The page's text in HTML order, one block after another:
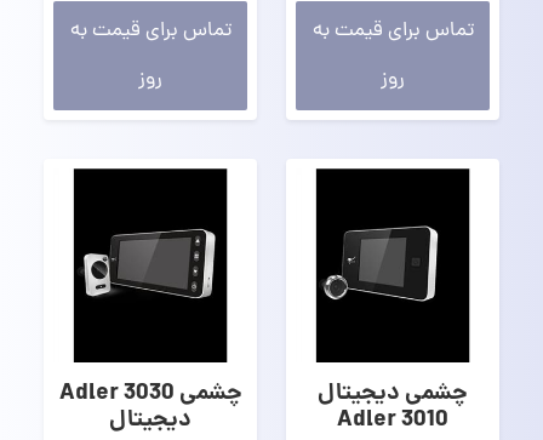
تماس برای قیمت به
روز
تماس برای قیمت به
روز
چشمی دیجیتال
3010 Adler
چشمی 3030 Adler
دیجیتال